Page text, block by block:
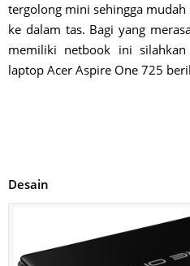
tergolong mini sehingga
ke dalam tas. Bagi yang
memiliki netbook ini
laptop Acer Aspire One 725
Desain